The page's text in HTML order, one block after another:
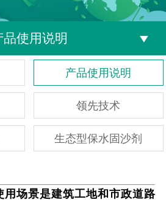
品使用说明
产品使用说明
领先技术
生态型保水固沙剂
用场景是建筑工地和市政道路